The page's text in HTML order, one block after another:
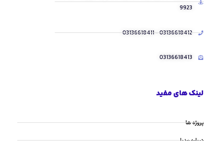
9923
03136618412 - 03136618411
03136618413
لینک های مفید
پروژه ها